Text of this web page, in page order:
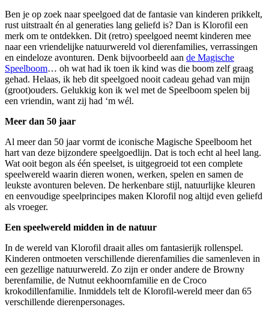
Ben je op zoek naar speelgoed dat de fantasie van kinderen prikkelt,
rust uitstraalt én al generaties lang geliefd is? Dan is Klorofil een
merk om te ontdekken. Dit (retro) speelgoed neemt kinderen mee
naar een vriendelijke natuurwereld vol dierenfamilies, verrassingen
en eindeloze avonturen. Denk bijvoorbeeld aan de Magische
Speelboom… oh wat had ik toen ik kind was die boom zelf graag
gehad. Helaas, ik heb dit speelgoed nooit cadeau gehad van mijn
(groot)ouders. Gelukkig kon ik wel met de Speelboom spelen bij
een vriendin, want zij had ‘m wél.
Meer dan 50 jaar
Al meer dan 50 jaar vormt de iconische Magische Speelboom het
hart van deze bijzondere speelgoedlijn. Dat is toch echt al heel lang.
Wat ooit begon als één speelset, is uitgegroeid tot een complete
speelwereld waarin dieren wonen, werken, spelen en samen de
leukste avonturen beleven. De herkenbare stijl, natuurlijke kleuren
en eenvoudige speelprincipes maken Klorofil nog altijd even geliefd
als vroeger.
Een speelwereld midden in de natuur
In de wereld van Klorofil draait alles om fantasierijk rollenspel.
Kinderen ontmoeten verschillende dierenfamilies die samenleven in
een gezellige natuurwereld. Zo zijn er onder andere de Browny
berenfamilie, de Nutnut eekhoornfamilie en de Croco
krokodillenfamilie. Inmiddels telt de Klorofil-wereld meer dan 65
verschillende dierenpersonages.